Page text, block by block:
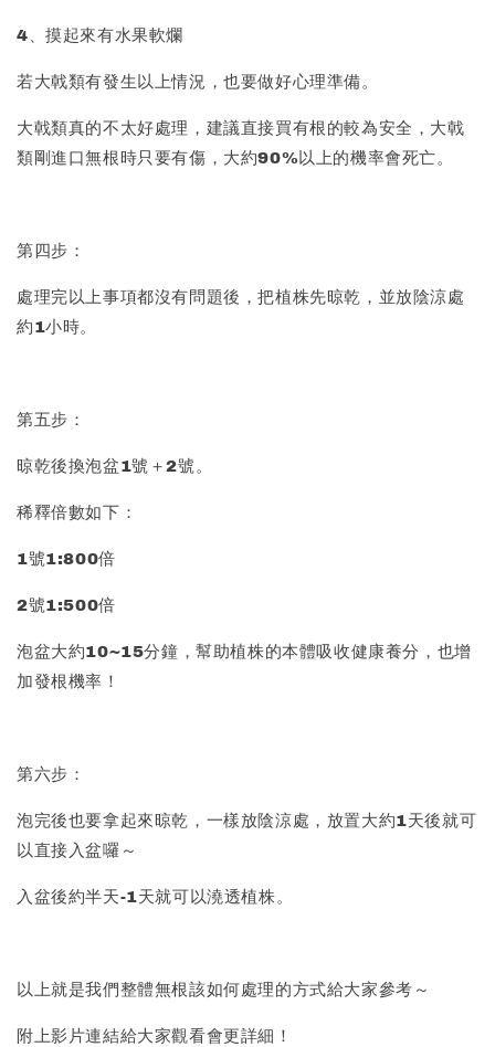
4、摸起來有水果軟爛
若大戟類有發生以上情況，也要做好心理準備。
大戟類真的不太好處理，建議直接買有根的較為安全，大戟
類剛進口無根時只要有傷，大約90%以上的機率會死亡。
第四步：
處理完以上事項都沒有問題後，把植株先晾乾，並放陰涼處
約1小時。
第五步：
晾乾後換泡盆1號＋2號。
稀釋倍數如下：
1號1:800倍
2號1:500倍
泡盆大約10~15分鐘，幫助植株的本體吸收健康養分，也增
加發根機率！
第六步：
泡完後也要拿起來晾乾，一樣放陰涼處，放置大約1天後就可
以直接入盆囉～
入盆後約半天-1天就可以澆透植株。
以上就是我們整體無根該如何處理的方式給大家參考～
附上影片連結給大家觀看會更詳細！